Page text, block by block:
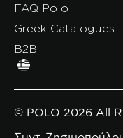
FAQ Polo
Greek Catalogues
B2B
© POLO 2026 All